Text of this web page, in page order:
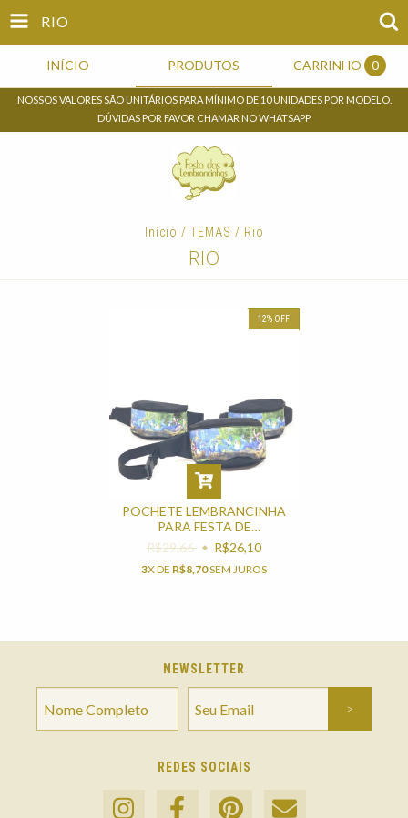
RIO
INÍCIO PRODUTOS CARRINHO 0
NOSSOS VALORES SÃO UNITÁRIOS PARA MÍNIMO DE 10 UNIDADES POR MODELO.
DÚVIDAS POR FAVOR CHAMAR NO WHATSAPP
Início / TEMAS / Rio
RIO
12% OFF
POCHETE LEMBRANCINHA
PARA FESTA DE
ANIVERSÁRIO NO TEMA RIO
R$29,66 R$26,10
3X DE R$8,70SEM JUROS
NEWSLETTER
REDES SOCIAIS